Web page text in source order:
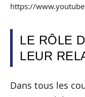
https://
LE RÔLE
LEUR
Dans tous les